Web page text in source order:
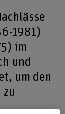
1981)
im
und
um den